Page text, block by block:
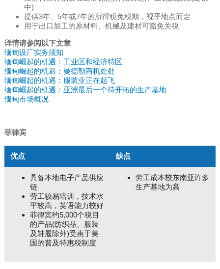
中)
提供3年、5年或7年的所得税免税期，视乎地点而定
用于出口加工的原材料、机械及建材可豁免关税
详情请参阅以下文章
缅甸设厂实务须知
缅甸崛起的机遇：工业区和经济特区
缅甸崛起的机遇：曼德勒商机处处
缅甸崛起的机遇：服装业正在起飞
缅甸崛起的机遇：亚洲最后一个待开拓的生产基地
缅甸市场概况
菲律宾
优点 缺点
具备本地电子产品供应
链
劳工较易培训，技术水
平较高，英语能力较好
菲律宾约5,000个税目
的产品(纺织品、服装
及鞋履除外)受惠于美
国的普及特惠税制度
劳工成本较东南亚许多
生产基地为高